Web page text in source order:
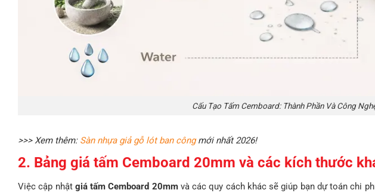
Cấu Tạo Tấm Cemboard: Thành Phần Và Công
>>> Xem thêm: Sàn nhựa giả gỗ lót ban côngmới nhất 2026!
2. Bảng giá tấm Cemboard 20mm và các kích thước
Việc cập nhật giá tấm Cemboard 20mmvà các quy cách khác sẽ giúp bạn dự toán chi